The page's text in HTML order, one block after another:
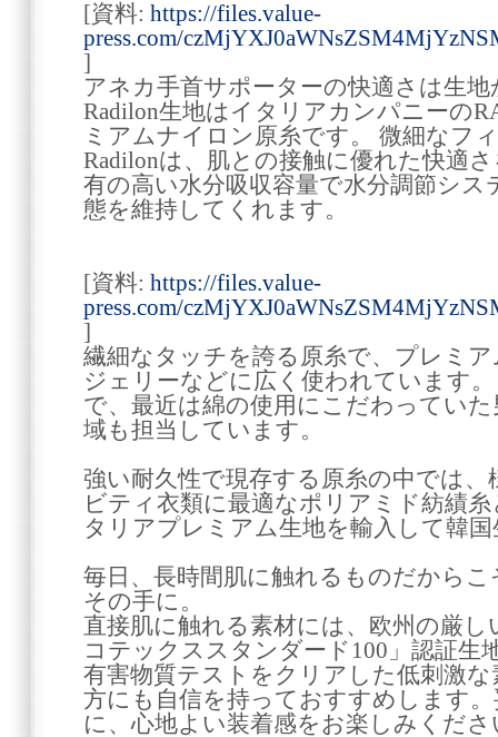
[資料: https://files.value-
press.com/
]
アネカ手首サポーターの快適さは生
Radilon生地はイタリアカンパニーの
ミアムナイロン原糸です。 微細なフ
Radilonは、肌との接触に優れた快適
有の高い水分吸収容量で水分調節シ
態を維持してくれます。
[資料: https://files.value-
press.com/
]
繊細なタッチを誇る原糸で、プレミ
ジェリーなどに広く使われています
で、最近は綿の使用にこだわってい
域も担当しています。
強い耐久性で現存する原糸の中では
ビティ衣類に最適なポリアミド紡績
タリアプレミアム生地を輸入して韓国
毎日、長時間肌に触れるものだから
その手に。
直接肌に触れる素材には、欧州の厳
コテックススタンダード100」認証生
有害物質テストをクリアした低刺激
方にも自信を持っておすすめします
に、心地よい装着感をお楽しみくださ